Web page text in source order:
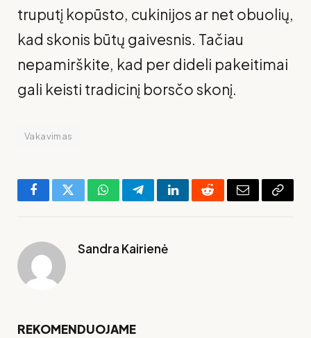
truputį kopūsto, cukinijos ar net obuolių,
kad skonis būtų gaivesnis. Tačiau
nepamirškite, kad per dideli pakeitimai
gali keisti tradicinį borsčo skonį.
Vakavimas
FacebookTwitterWhatsAppTelegramLinkedInRedditEl.
Copy
Sandra Kairienė
REKOMENDUOJAME